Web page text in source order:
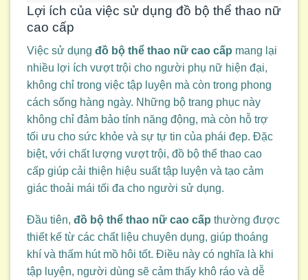
Lợi ích của việc sử dụng đồ bộ thể thao nữ
cao cấp
Việc sử dụng đồ bộ thể thao nữ cao cấp mang lại
nhiều lợi ích vượt trội cho người phụ nữ hiện đại,
không chỉ trong việc tập luyện mà còn trong phong
cách sống hàng ngày. Những bộ trang phục này
không chỉ đảm bảo tính năng động, mà còn hỗ trợ
tối ưu cho sức khỏe và sự tự tin của phái đẹp. Đặc
biệt, với chất lượng vượt trội, đồ bộ thể thao cao
cấp giúp cải thiện hiệu suất tập luyện và tạo cảm
giác thoải mái tối đa cho người sử dụng.
Đầu tiên, đồ bộ thể thao nữ cao cấp thường được
thiết kế từ các chất liệu chuyên dụng, giúp thoáng
khí và thấm hút mồ hôi tốt. Điều này có nghĩa là khi
tập luyện, người dùng sẽ cảm thấy khô ráo và dễ